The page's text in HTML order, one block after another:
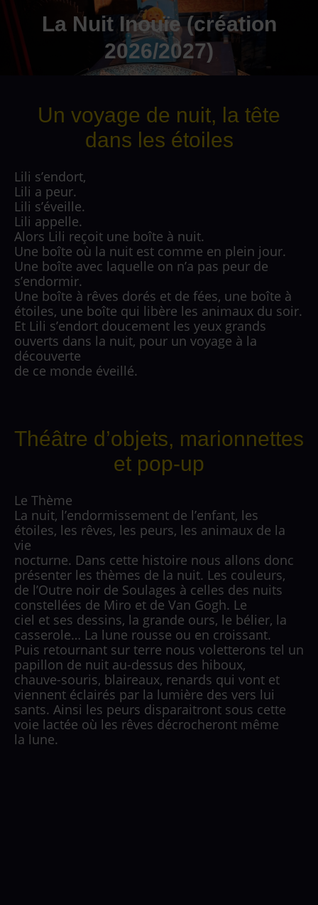
La Nuit Inouïe (création
2026/2027)
Un voyage de nuit, la tête
dans les étoiles
Lili s’endort,
Lili a peur.
Lili s’éveille.
Lili appelle.
Alors Lili reçoit une boîte à nuit.
Une boîte où la nuit est comme en plein jour.
Une boîte avec laquelle on n’a pas peur de
s’endormir.
Une boîte à rêves dorés et de fées, une boîte à
étoiles, une boîte qui libère les animaux du soir.
Et Lili s’endort doucement les yeux grands
ouverts dans la nuit, pour un voyage à la
découverte
de ce monde éveillé.
Théâtre d’objets, marionnettes
et pop-up
Le Thème
La nuit, l’endormissement de l’enfant, les
étoiles, les rêves, les peurs, les animaux de la
vie
nocturne. Dans cette histoire nous allons donc
présenter les thèmes de la nuit. Les couleurs,
de l’Outre noir de Soulages à celles des nuits
constellées de Miro et de Van Gogh. Le
ciel et ses dessins, la grande ours, le bélier, la
casserole… La lune rousse ou en croissant.
Puis retournant sur terre nous voletterons tel un
papillon de nuit au-dessus des hiboux,
chauve-souris, blaireaux, renards qui vont et
viennent éclairés par la lumière des vers lui
sants. Ainsi les peurs disparaitront sous cette
voie lactée où les rêves décrocheront même
la lune.